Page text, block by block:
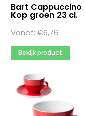
Bart Cappuccino
Kop groen 23 cl.
Vanaf: €6,76
Bekijk product